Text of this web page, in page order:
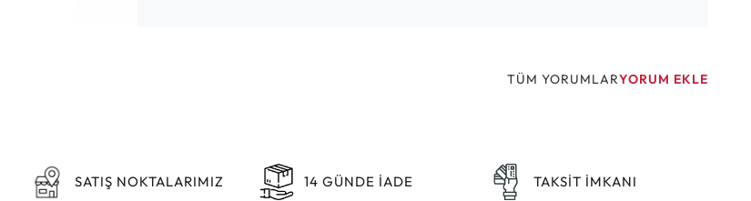
TÜM YORUMLARYORUM EKLE
SATIŞ NOKTALARIMIZ 14 GÜNDE İADE TAKSİT İMKANI